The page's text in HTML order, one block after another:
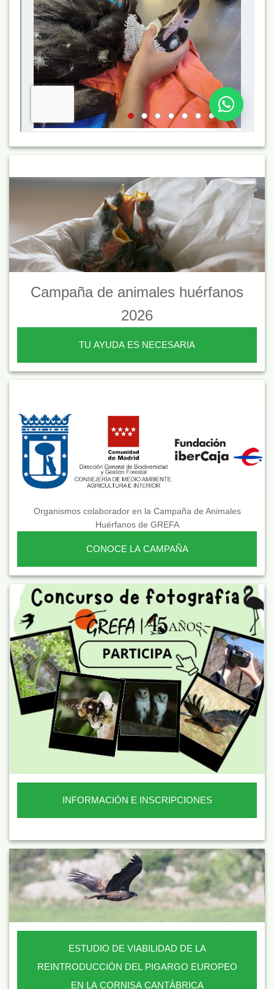
Campaña de animales huérfanos
2026
TU AYUDA ES NECESARIA
Organismos colaborador en la Campaña de Animales
Huérfanos de GREFA
CONOCE LA CAMPAÑA
INFORMACIÓN E INSCRIPCIONES
ESTUDIO DE VIABILIDAD DE LA
REINTRODUCCIÓN DEL PIGARGO EUROPEO
EN LA CORNISA CANTÁBRICA